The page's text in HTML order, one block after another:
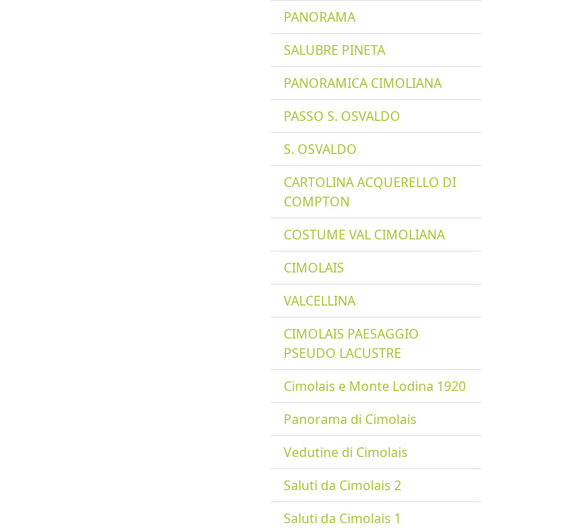
PANORAMA
SALUBRE PINETA
PANORAMICA CIMOLIANA
PASSO S. OSVALDO
S. OSVALDO
CARTOLINA ACQUERELLO DI
COMPTON
COSTUME VAL CIMOLIANA
CIMOLAIS
VALCELLINA
CIMOLAIS PAESAGGIO
PSEUDO LACUSTRE
Cimolais e Monte Lodina 1920
Panorama di Cimolais
Vedutine di Cimolais
Saluti da Cimolais 2
Saluti da Cimolais 1